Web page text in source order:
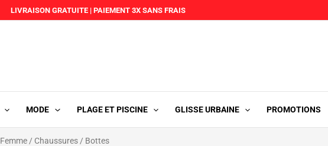
LIVRAISON GRATUITE | PAIEMENT 3X SANS FRAIS
MODE PLAGE ET PISCINE GLISSE URBAINE PROMOTIONS
Femme / Chaussures / Bottes